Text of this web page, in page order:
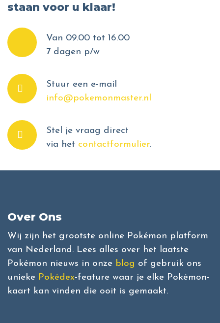
staan voor u klaar!
Van 09.00 tot 16.00
7 dagen p/w
Stuur een e-mail
info@pokemonmaster.nl
Stel je vraag direct
via het contactformulier.
Over Ons
Wij zijn het grootste online Pokémon platform
van Nederland. Lees alles over het laatste
Pokémon nieuws in onze blog of gebruik ons
unieke Pokédex-feature waar je elke Pokémon-
kaart kan vinden die ooit is gemaakt.